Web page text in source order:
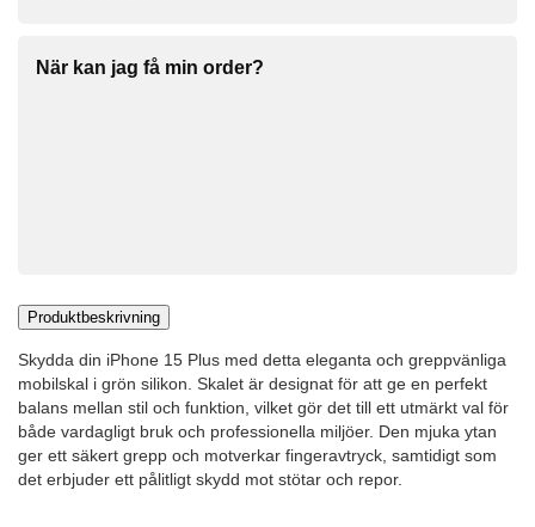
När kan jag få min order?
Produktbeskrivning
Skydda din iPhone 15 Plus med detta eleganta och greppvänliga
mobilskal i grön silikon. Skalet är designat för att ge en perfekt
balans mellan stil och funktion, vilket gör det till ett utmärkt val för
både vardagligt bruk och professionella miljöer. Den mjuka ytan
ger ett säkert grepp och motverkar fingeravtryck, samtidigt som
det erbjuder ett pålitligt skydd mot stötar och repor.